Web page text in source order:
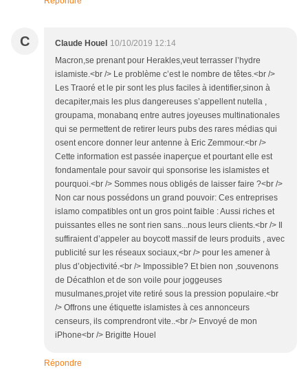
C Claude Houel 10/10/2019 12:14
Macron,se prenant pour Herakles,veut terrasser l’hydre
islamiste.<br /> Le problème c’est le nombre de têtes.<br />
Les Traoré et le pir sont les plus faciles à identifier,sinon à
decapiter,mais les plus dangereuses s’appellent nutella ,
groupama, monabanq entre autres joyeuses multinationales
qui se permettent de retirer leurs pubs des rares médias qui
osent encore donner leur antenne à Eric Zemmour.<br />
Cette information est passée inaperçue et pourtant elle est
fondamentale pour savoir qui sponsorise les islamistes et
pourquoi.<br /> Sommes nous obligés de laisser faire ?<br />
Non car nous possédons un grand pouvoir: Ces entreprises
islamo compatibles ont un gros point faible : Aussi riches et
puissantes elles ne sont rien sans...nous leurs clients.<br /> Il
suffiraient d’appeler au boycott massif de leurs produits , avec
publicité sur les réseaux sociaux,<br /> pour les amener à
plus d’objectivité.<br /> Impossible? Et bien non ,souvenons
de Décathlon et de son voile pour joggeuses
musulmanes,projet vite retiré sous la pression populaire.<br
/> Offrons une étiquette islamistes à ces annonceurs
censeurs, ils comprendront vite..<br /> Envoyé de mon
iPhone<br /> Brigitte Houel
Répondre